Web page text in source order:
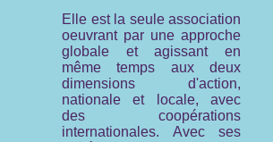
Elle est la seule association
oeuvrant par une approche
globale et agissant en
même temps aux deux
dimensions d'action,
nationale et locale, avec
des coopérations
internationales. Avec ses